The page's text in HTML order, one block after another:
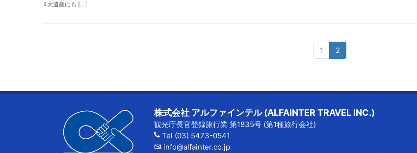
4大遺産にも […]
1 2
株式会社 アルファインテル (ALFAINTER TRAVEL INC.)
観光庁長官登録旅行業 第1835号 (第1種旅行会社)
Tel (03) 5473-0541
info@alfainter.co.jp